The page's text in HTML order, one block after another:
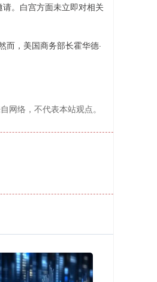
。白宫方面未立即对相关
而，美国商务部长霍华德·
网络，不代表本站观点。